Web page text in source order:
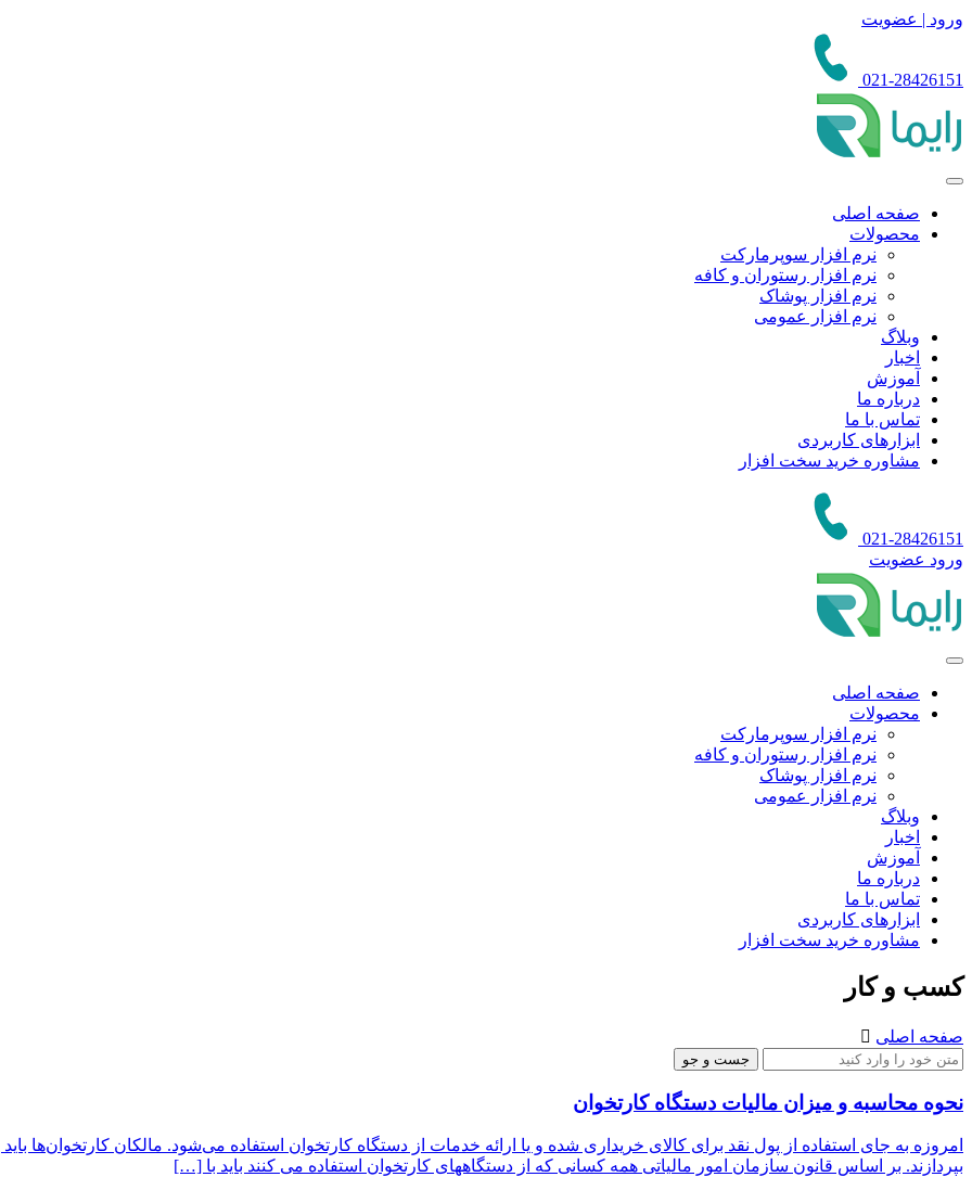
ورود | عضویت
021-28426151
صفحه اصلی
محصولات
نرم افزار سوپرمارکت
نرم افزار رستوران و کافه
نرم افزار پوشاک
نرم افزار عمومی
وبلاگ
اخبار
آموزش
درباره ما
تماس با ما
ابزارهای کاربردی
مشاوره خرید سخت افزار
021-28426151
ورود عضویت
صفحه اصلی
محصولات
نرم افزار سوپرمارکت
نرم افزار رستوران و کافه
نرم افزار پوشاک
نرم افزار عمومی
وبلاگ
اخبار
آموزش
درباره ما
تماس با ما
ابزارهای کاربردی
مشاوره خرید سخت افزار
کسب و کار
صفحه اصلی 
نحوه محاسبه و میزان مالیات دستگاه کارتخوان
امروزه به جای استفاده از پول نقد برای کالای خریداری شده و یا ارائه خدمات از دستگاه کارتخوان استفاده می‌شود. مالکان کارتخوان‌ها
بپردازند. بر اساس قانون سازمان امور مالیاتی همه کسانی که از دستگاههای کارتخوان استفاده می کنند باید با […]